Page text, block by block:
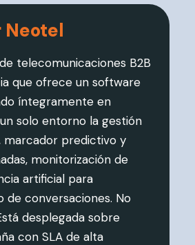
telecomunicaciones B2B
que ofrece un software
íntegramente en
solo entorno la gestión
marcador predictivo y
monitorización de
artificial para
de conversaciones. No
desplegada sobre
con SLA de alta